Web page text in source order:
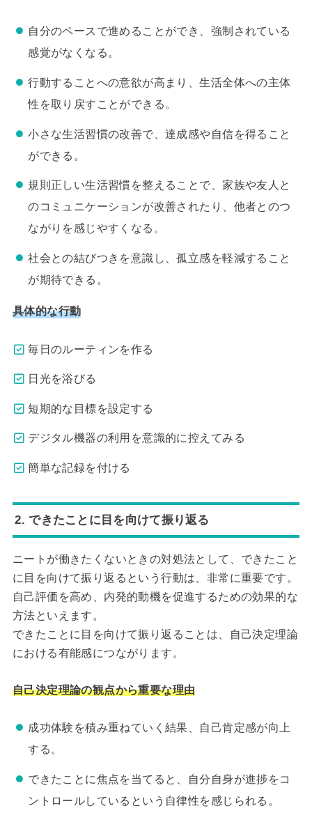
自分のペースで進めることができ、強制されている
感覚がなくなる。
行動することへの意欲が高まり、生活全体への主体
性を取り戻すことができる。
小さな生活習慣の改善で、達成感や自信を得ること
ができる。
規則正しい生活習慣を整えることで、家族や友人と
のコミュニケーションが改善されたり、他者とのつ
ながりを感じやすくなる。
社会との結びつきを意識し、孤立感を軽減すること
が期待できる。
具体的な行動
毎日のルーティンを作る
日光を浴びる
短期的な目標を設定する
デジタル機器の利用を意識的に控えてみる
簡単な記録を付ける
2. できたことに目を向けて振り返る
ニートが働きたくないときの対処法として、できたこと
に目を向けて振り返るという行動は、非常に重要です。
自己評価を高め、内発的動機を促進するための効果的な
方法といえます。
できたことに目を向けて振り返ることは、自己決定理論
における有能感につながります。
自己決定理論の観点から重要な理由
成功体験を積み重ねていく結果、自己肯定感が向上
する。
できたことに焦点を当てると、自分自身が進捗をコ
ントロールしているという自律性を感じられる。